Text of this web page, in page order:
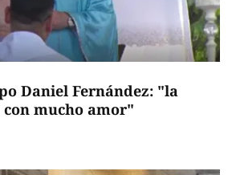
Daniel Fernández: "la
mucho amor"